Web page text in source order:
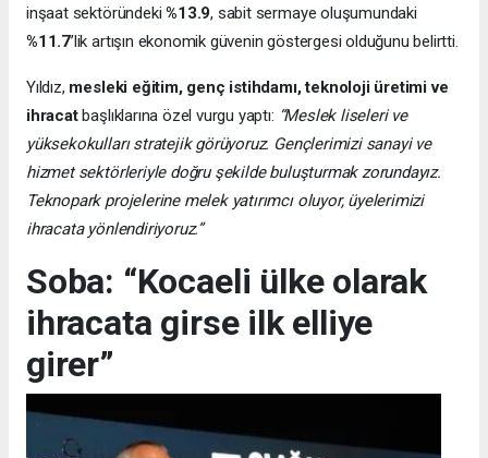
inşaat sektöründeki%13.9, sabit sermaye oluşumundaki
%11.7’lik artışın ekonomik güvenin göstergesi olduğunu belirtti.
Yıldız, mesleki eğitim, genç istihdamı, teknoloji üretimi ve
ihracatbaşlıklarına özel vurgu yaptı: “Meslek liseleri ve
yüksekokulları stratejik görüyoruz. Gençlerimizi sanayi ve
hizmet sektörleriyle doğru şekilde buluşturmak zorundayız.
Teknopark projelerine melek yatırımcı oluyor, üyelerimizi
ihracata yönlendiriyoruz.”
Soba: “Kocaeli ülke olarak
ihracata girse ilk elliye
girer”